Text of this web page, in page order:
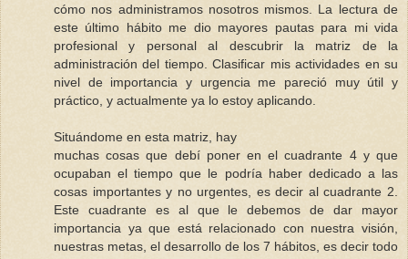
cómo nos administramos nosotros mismos. La lectura de
este último hábito me dio mayores pautas para mi vida
profesional y personal al descubrir la matriz de la
administración del tiempo. Clasificar mis actividades en su
nivel de importancia y urgencia me pareció muy útil y
práctico, y actualmente ya lo estoy aplicando.
Situándome en esta matriz, hay
muchas cosas que debí poner en el cuadrante 4 y que
ocupaban el tiempo que le podría haber dedicado a las
cosas importantes y no urgentes, es decir al cuadrante 2.
Este cuadrante es al que le debemos de dar mayor
importancia ya que está relacionado con nuestra visión,
nuestras metas, el desarrollo de los 7 hábitos, es decir todo